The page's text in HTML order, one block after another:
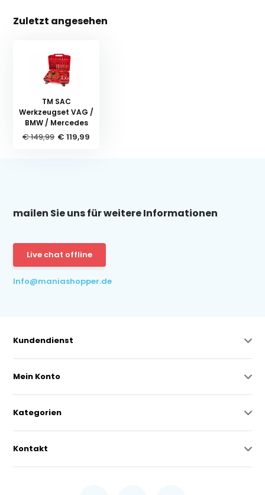
Zuletzt angesehen
TM SAC
Werkzeugset VAG /
BMW / Mercedes
€ 149,99 € 119,99
mailen Sie uns für weitere Informationen
Live chat offline
Info@maniashopper.de
Kundendienst
Mein Konto
Kategorien
Kontakt